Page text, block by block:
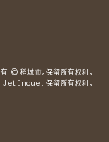
© 稻城市。保留所有权利。
Inoue. 保留所有权利。